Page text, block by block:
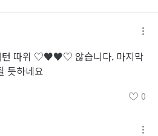
턴 따위 ♡♥♥♡ 않습니다. 마지막
듯하네요
0